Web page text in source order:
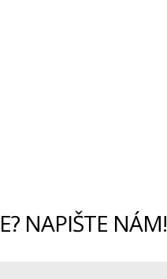
NAPIŠTE NÁM!